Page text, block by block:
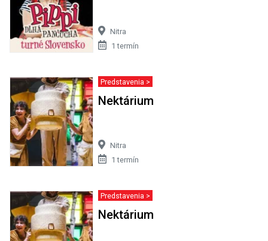
Nitra
1 termín
Predstavenia >
Nektárium
Nitra
1 termín
Predstavenia >
Nektárium